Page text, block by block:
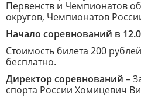
Первенств и Чемпионатов
округов, Чемпионатов
Начало соревнований в
Стоимость билета 200
бесплатно.
Директор соревнований –
спорта России Хомицевич